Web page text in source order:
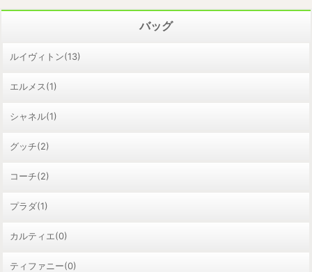
バッグ
ルイヴィトン(13)
エルメス(1)
シャネル(1)
グッチ(2)
コーチ(2)
プラダ(1)
カルティエ(0)
ティファニー(0)